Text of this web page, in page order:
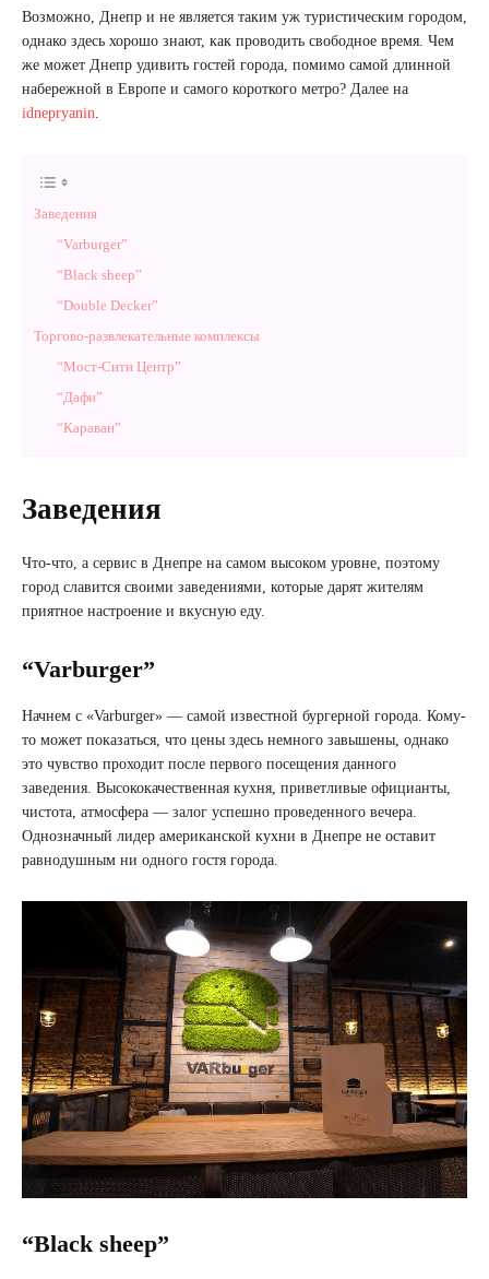
Возможно, Днепр и не является таким уж туристическим городом,
однако здесь хорошо знают, как проводить свободное время. Чем
же может Днепр удивить гостей города, помимо самой длинной
набережной в Европе и самого короткого метро? Далее на
idnepryanin.
Заведения
“Varburger”
“Black sheep”
“Double Decker”
Торгово-развлекательные комплексы
“Мост-Сити Центр”
“Дафи”
“Караван”
Заведения
Что-что, а сервис в Днепре на самом высоком уровне, поэтому
город славится своими заведениями, которые дарят жителям
приятное настроение и вкусную еду.
“Varburger”
Начнем с «Varburger» — самой известной бургерной города. Кому-
то может показаться, что цены здесь немного завышены, однако
это чувство проходит после первого посещения данного
заведения. Высококачественная кухня, приветливые официанты,
чистота, атмосфера — залог успешно проведенного вечера.
Однозначный лидер американской кухни в Днепре не оставит
равнодушным ни одного гостя города.
“Black sheep”